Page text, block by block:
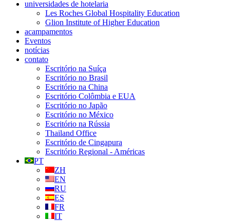
universidades de hotelaria
Les Roches Global Hospitality Education
Glion Institute of Higher Education
acampamentos
Eventos
notícias
contato
Escritório na Suíça
Escritório no Brasil
Escritório na China
Escritório Colômbia e EUA
Escritório no Japão
Escritório no México
Escritório na Rússia
Thailand Office
Escritório de Cingapura
Escritório Regional - Américas
PT
ZH
EN
RU
ES
FR
IT